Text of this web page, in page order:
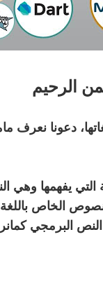
الرحيم
دعونا
الخاص باللغة
النص البرمجي